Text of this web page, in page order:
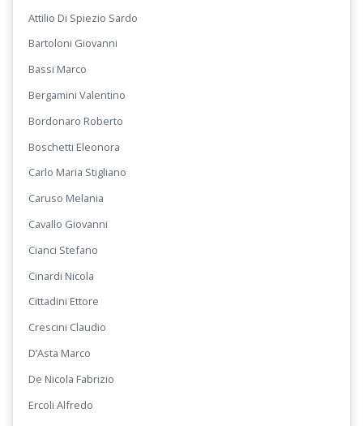
Attilio Di Spiezio Sardo
Bartoloni Giovanni
Bassi Marco
Bergamini Valentino
Bordonaro Roberto
Boschetti Eleonora
Carlo Maria Stigliano
Caruso Melania
Cavallo Giovanni
Cianci Stefano
Cinardi Nicola
Cittadini Ettore
Crescini Claudio
D’Asta Marco
De Nicola Fabrizio
Ercoli Alfredo